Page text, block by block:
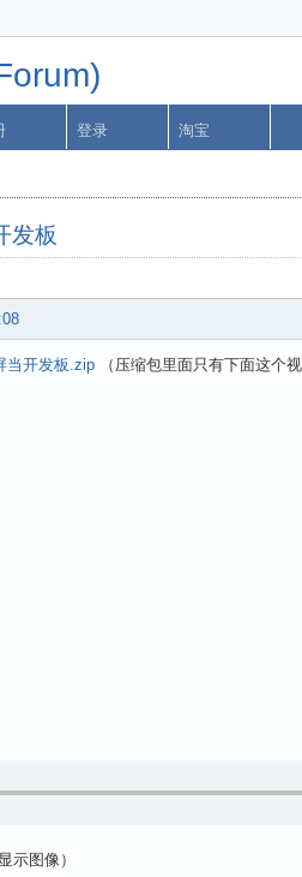
登录 淘宝
发板
当开发板.zip （压缩包里面只有下面这个视
示图像）